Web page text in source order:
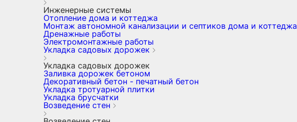
Инженерные системы
Отопление дома и коттеджа
Монтаж автономной канализации и септиков дома и коттеджа
Дренажные работы
Электромонтажные работы
Укладка садовых дорожек
Укладка садовых дорожек
Заливка дорожек бетоном
Декоративный бетон - печатный бетон
Укладка тротуарной плитки
Укладка брусчатки
Возведение стен